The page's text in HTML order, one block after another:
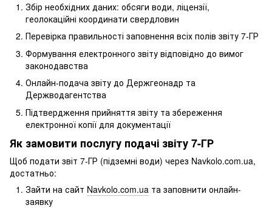
Збір необхідних даних: обсяги води, ліцензії,
геолокаційні координати свердловин
Перевірка правильності заповнення всіх полів звіту 7-ГР
Формування електронного звіту відповідно до вимог
законодавства
Онлайн-подача звіту до Держгеонадр та
Держводагентства
Підтвердження прийняття звіту та збереження
електронної копії для документації
Як замовити послугу подачі звіту 7-ГР
Щоб подати звіт 7-ГР (підземні води) через Navkolo.com.ua,
достатньо:
Зайти на сайт Navkolo.com.ua та заповнити онлайн-
заявку